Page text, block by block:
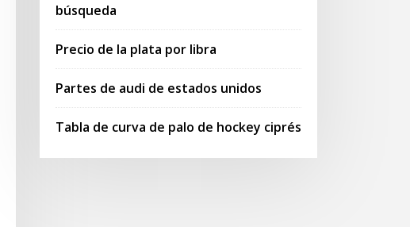
búsqueda
Precio de la plata por libra
Partes de audi de estados unidos
Tabla de curva de palo de hockey ciprés